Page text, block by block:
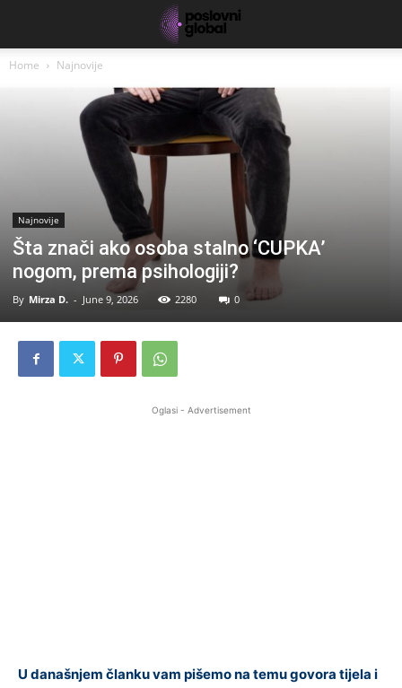
Home Najnovije
Najnovije
Šta znači ako osoba stalno ‘CUPKA’
nogom, prema psihologiji?
By Mirza D. - June 9, 2026 2280 0
Oglasi - Advertisement
U današnjem članku vam pišemo na temu govora tijela i